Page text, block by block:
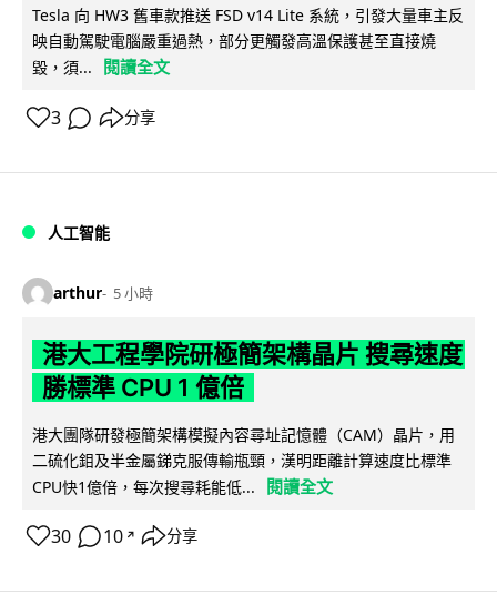
Tesla 向 HW3 舊車款推送 FSD v14 Lite 系統，引發大量車主反
映自動駕駛電腦嚴重過熱，部分更觸發高溫保護甚至直接燒
毀，須...
閱讀全文
3 分享
人工智能
arthur 5 小時
港大工程學院研極簡架構晶片 搜尋速度
勝標準 CPU 1 億倍
港大團隊研發極簡架構模擬內容尋址記憶體（CAM）晶片，用
二硫化鉬及半金屬銻克服傳輸瓶頸，漢明距離計算速度比標準
CPU快1億倍，每次搜尋耗能低...
閱讀全文
30 10 ↗ 分享